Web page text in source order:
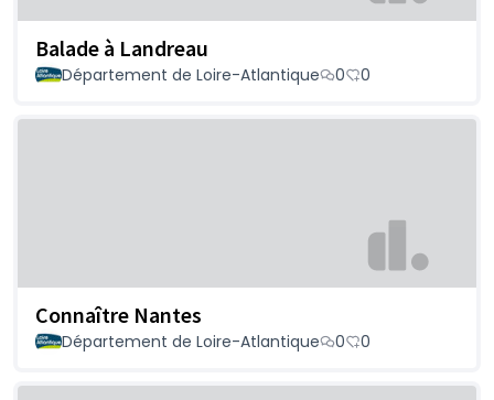
Balade à Landreau
Département de Loire-Atlantique 0 0
Connaître Nantes
Département de Loire-Atlantique 0 0